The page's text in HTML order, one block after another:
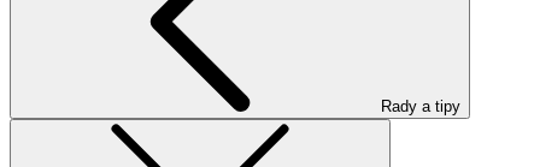
Rady a tipy